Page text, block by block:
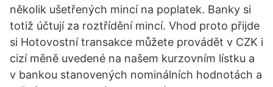
několik ušetřených mincí na poplatek. Banky si
totiž účtují za roztřídění mincí. Vhod proto přijde
si Hotovostní transakce můžete provádět v CZK i
cizí měně uvedené na našem kurzovním lístku a
v bankou stanovených nominálních hodnotách a